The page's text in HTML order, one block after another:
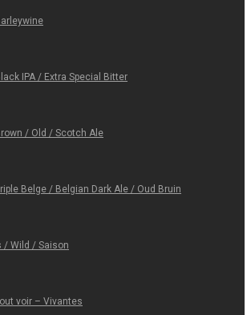
IPA / Extra Special Bitter
/ Old / Scotch Ale
Belge / Belgian Dark Ale / Oud Bruin
/ Wild / Saison
voir – Vivantes